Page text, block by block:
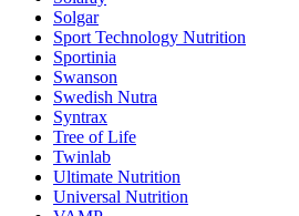
Solgar
Sport Technology Nutrition
Sportinia
Swanson
Swedish Nutra
Syntrax
Tree of Life
Twinlab
Ultimate Nutrition
Universal Nutrition